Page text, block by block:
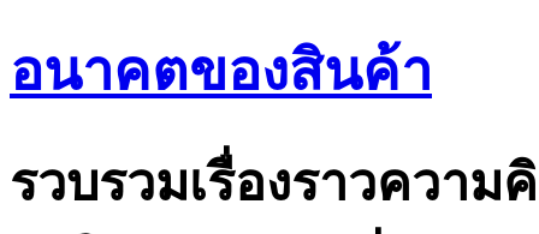
อนาคตของสินค้า
รวบรวมเรื่องราวควา